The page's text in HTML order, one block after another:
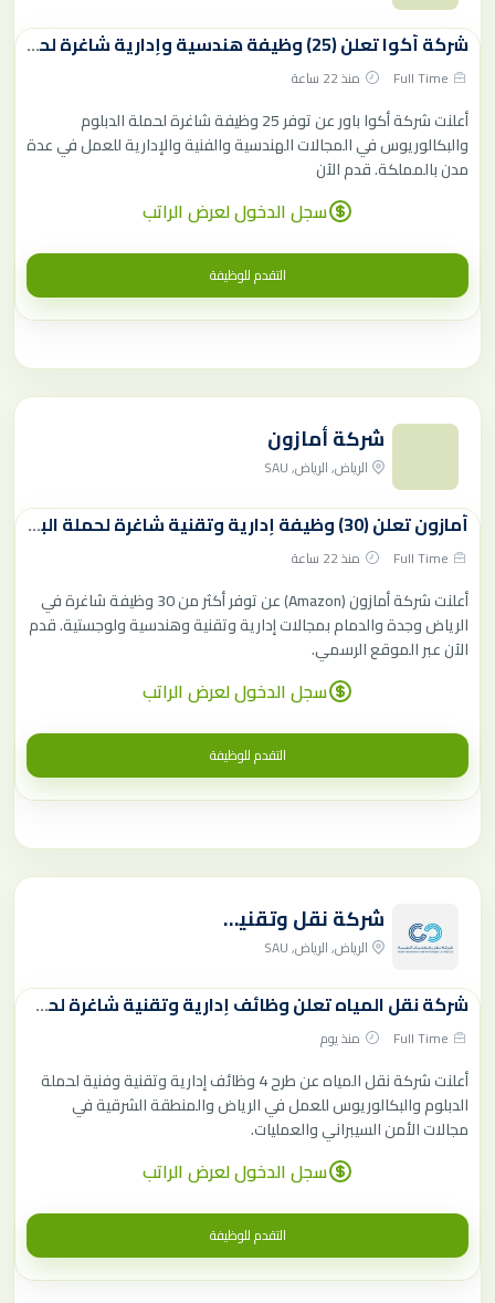
شركة أكوا تعلن (25) وظيفة هندسية وإدارية شاغرة لحملة الدبلوم فأعلي
Full Time منذ 22 ساعة
أعلنت شركة أكوا باور عن توفر 25 وظيفة شاغرة لحملة الدبلوم
والبكالوريوس في المجالات الهندسية والفنية والإدارية للعمل في عدة
مدن بالمملكة. قدم الآن
سجل الدخول لعرض الراتب
التقدم للوظيفة
شركة أمازون
الرياض, الرياض, SAU
أمازون تعلن (30) وظيفة إدارية وتقنية شاغرة لحملة البكالوريوس فأعلى
Full Time منذ 22 ساعة
أعلنت شركة أمازون (Amazon) عن توفر أكثر من 30 وظيفة شاغرة في
الرياض وجدة والدمام بمجالات إدارية وتقنية وهندسية ولوجستية. قدم
الآن عبر الموقع الرسمي.
سجل الدخول لعرض الراتب
التقدم للوظيفة
شركة نقل وتقنيات المياه
الرياض, الرياض, SAU
شركة نقل المياه تعلن وظائف إدارية وتقنية شاغرة لحملة الدبلوم فأعلي
Full Time منذ يوم
أعلنت شركة نقل المياه عن طرح 4 وظائف إدارية وتقنية وفنية لحملة
الدبلوم والبكالوريوس للعمل في الرياض والمنطقة الشرقية في
مجالات الأمن السيبراني والعمليات.
سجل الدخول لعرض الراتب
التقدم للوظيفة